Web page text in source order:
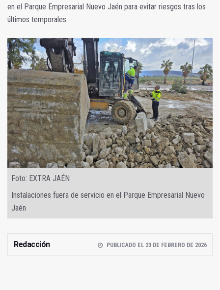
en el Parque Empresarial Nuevo Jaén para evitar riesgos tras los
últimos temporales
Foto: EXTRA JAÉN
Instalaciones fuera de servicio en el Parque Empresarial Nuevo
Jaén
Redacción PUBLICADO EL 23 DE FEBRERO DE 2026